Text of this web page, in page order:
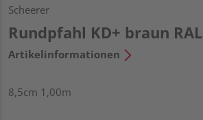
Scheerer
Rundpfahl KD+ braun RAL
Artikelinformationen
8,5cm 1,00m